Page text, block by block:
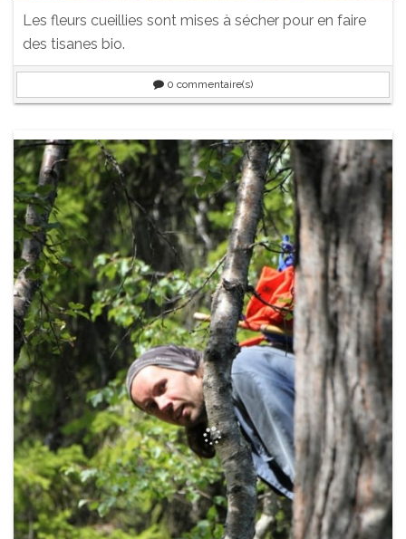
Les fleurs cueillies sont mises à sécher pour en faire
des tisanes bio.
0 commentaire(s)